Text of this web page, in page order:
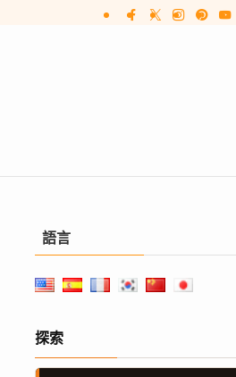
語言
探索